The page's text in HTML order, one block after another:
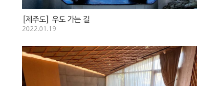
[제주도] 우도 가는 길
2022.01.19